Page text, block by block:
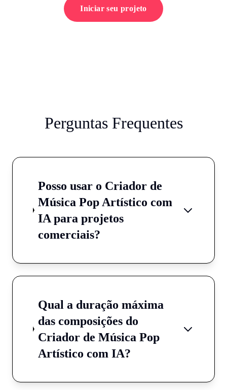
Iniciar seu projeto
Perguntas Frequentes
Posso usar o Criador de
Música Pop Artístico com
IA para projetos
comerciais?
Qual a duração máxima
das composições do
Criador de Música Pop
Artístico com IA?